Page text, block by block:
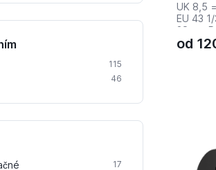
pásy
- mohérová vložka 2
- šupiny 2
115
46
17
UK 8,5
EU 43
28 cm
a
od